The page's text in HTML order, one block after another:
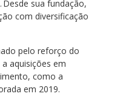
sua fundação,
com diversificação
pelo reforço do
aquisições em
como a
em 2019.